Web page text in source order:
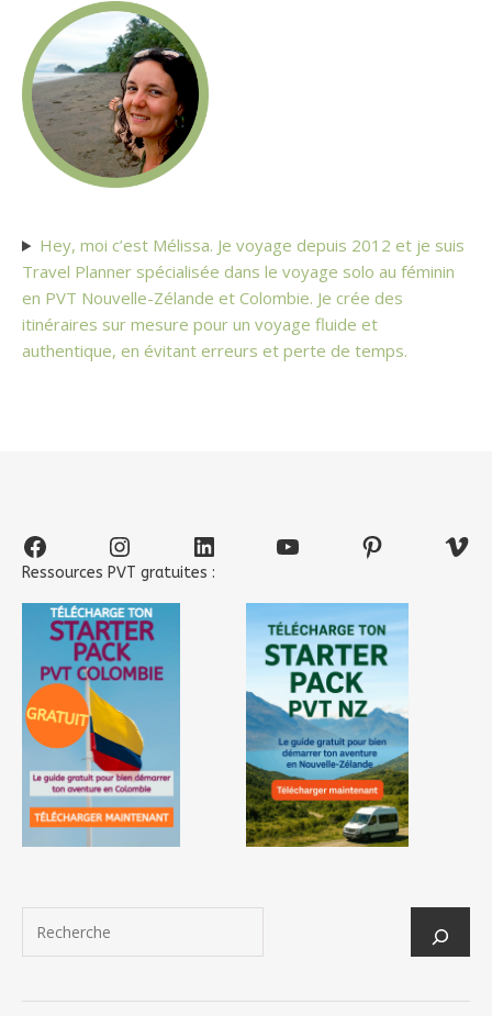
Hey, moi c’est Mélissa. Je voyage depuis 2012 et je suis
Travel Planner spécialisée dans le voyage solo au féminin
en PVT Nouvelle-Zélande et Colombie. Je crée des
itinéraires sur mesure pour un voyage fluide et
authentique, en évitant erreurs et perte de temps.
FacebookInstagramLinkedInYouTubePinterest
Ressources PVT gratuites :